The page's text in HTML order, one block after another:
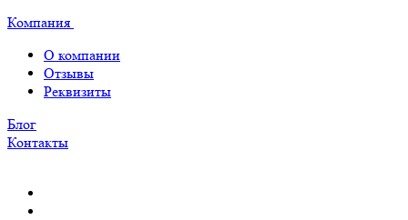
Компания
О компании
Отзывы
Реквизиты
Блог
Контакты